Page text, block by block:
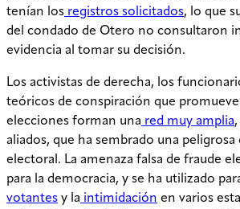
tenían los registros solicitados, lo que
del condado de Otero no consultaron
evidencia al tomar su decisión.
Los activistas de derecha, los
teóricos de conspiración que
elecciones forman una red muy amplia
aliados, que ha sembrado una
electoral. La amenaza falsa de fraude
para la democracia, y se ha utilizado
votantes y la intimidación en varios